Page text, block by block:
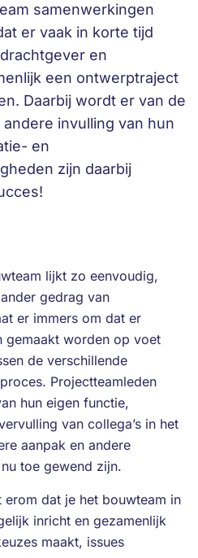
samenwerkingen
er vaak in korte tijd
en
een ontwerptraject
Daarbij wordt er van de
invulling van hun
en
zijn daarbij
lijkt zo eenvoudig,
gedrag van
er immers om dat er
gemaakt worden op voet
de verschillende
Projectteamleden
hun eigen functie,
van collega’s in het
aanpak en andere
toe gewend zijn.
erom dat je het bouwteam in
inricht en gezamenlijk
maakt, issues